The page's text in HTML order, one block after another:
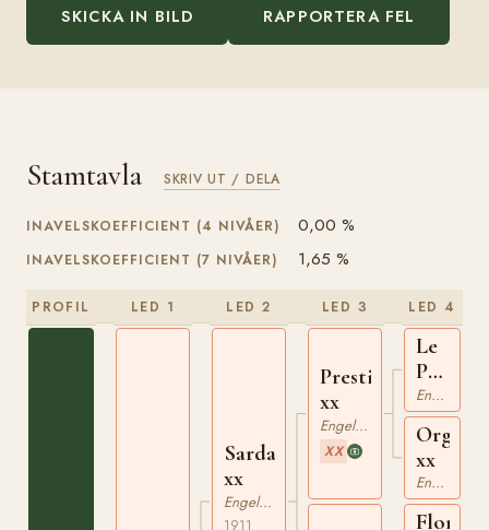
SKICKA IN BILD RAPPORTERA FEL
Stamtavla SKRIV UT / DELA
INAVELSKOEFFICIENT (4 NIVÅER) 0,00 %
INAVELSKOEFFICIENT (7 NIVÅER) 1,65 %
PROFIL LED 1 LED 2
Sardanapale
xx
Engelskt Fullblod
1911
LED 3
Prestige
xx
Engelskt Fullblod
XX
LED 4
Le
xxEngelskt Fullblod
xx
Engelskt Fullblod
Florizel